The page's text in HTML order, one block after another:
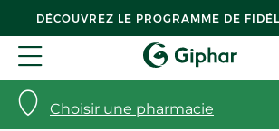
DÉCOUVREZ LE PROGRAMME DE
Choisir une pharmacie